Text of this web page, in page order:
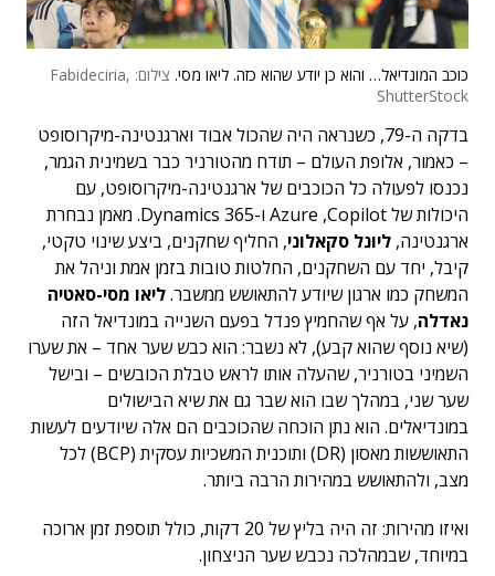
כוכב המונדיאל… והוא כן יודע שהוא כזה. ליאו מסי.
צילום: Fabideciria,
ShutterStock
בדקה ה-79, כשנראה היה שהכול אבוד וארגנטינה-מיקרוסופט
– כאמור, אלופת העולם – תודח מהטורניר כבר בשמינית הגמר,
נכנסו לפעולה כל הכוכבים של ארגנטינה-מיקרוסופט, עם
היכולות של Azure ,Copilot ו-Dynamics 365. מאמן נבחרת
ארגנטינה, ליונל סקאלוני, החליף שחקנים, ביצע שינוי טקטי,
קיבל, יחד עם השחקנים, החלטות טובות בזמן אמת וניהל את
המשחק כמו ארגון שיודע להתאושש ממשבר.ליאו מסי-סאטיה
נאדלה, על אף שהחמיץ פנדל בפעם השנייה במונדיאל הזה
(שיא נוסף שהוא קבע), לא נשבר: הוא כבש שער אחד – את שערו
השמיני בטורניר, שהעלה אותו לראש טבלת הכובשים – ובישל
שער שני, במהלך שבו הוא שבר גם את שיא הבישולים
במונדיאלים. הוא נתן הוכחה שהכוכבים הם אלה שיודעים לעשות
התאוששות מאסון (DR) ותוכנית המשכיות עסקית (BCP) לכל
מצב, ולהתאושש במהירות הרבה ביותר.
ואיזו מהירות: זה היה בליץ של 20 דקות, כולל תוספת זמן ארוכה
במיוחד, שבמהלכה נכבש שער הניצחון.